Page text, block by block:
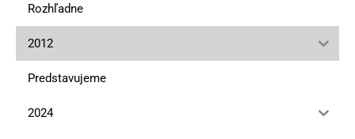
Rozhľadne
2012
Predstavujeme
2024